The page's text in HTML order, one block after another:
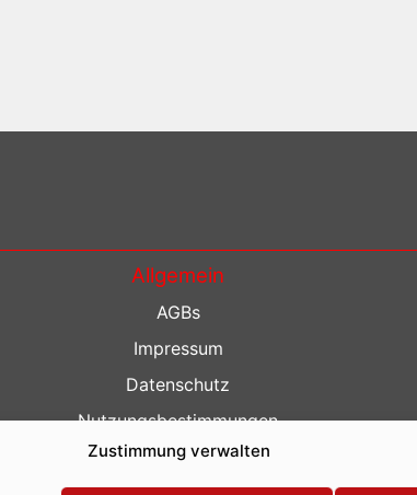
Zustimmung verwalten
Allgemein
AGBs
Impressum
Datenschutz
Nutzungsbestimmungen
Kontakt